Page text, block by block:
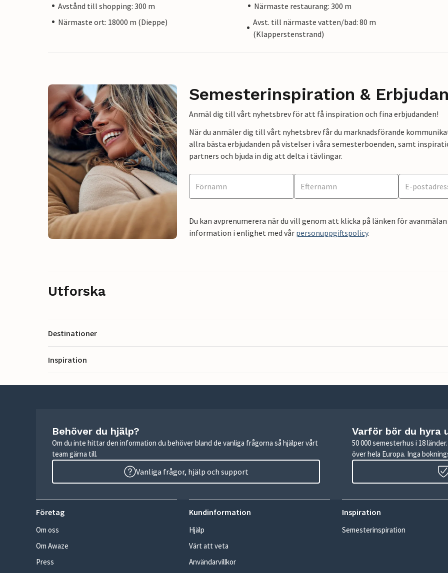
Avstånd till shopping: 300 m
Närmaste restaurang: 300 m
Närmaste ort: 18000 m (Dieppe)
Avst. till närmaste vatten/bad: 80 m
(Klapperstenstrand)
Semesterinspiration &
Anmäl dig till vårt nyhetsbrev för att få inspiration och fina erbjudanden!
När du anmäler dig till vårt nyhetsbrev får du marknadsförande
allra bästa erbjudanden på vistelser i våra semesterboenden, samt
partners och bjuda in dig att delta i tävlingar.
Du kan avprenumerera när du vill genom att klicka på länken för
information i enlighet med vår personuppgiftspolicy.
Utforska
Destinationer
Inspiration
Behöver du hjälp?
Om du inte hittar den information du behöver bland de vanliga frågorna så hjälper vårt
team gärna till.
Vanliga frågor, hjälp och support
Varför bör du hyra
50 000 semesterhus i 18
över hela Europa. Inga
Företag
Om oss
Om Awaze
Press
Kundinformation
Hjälp
Värt att veta
Användarvillkor
Inspiration
Semesterinspiration